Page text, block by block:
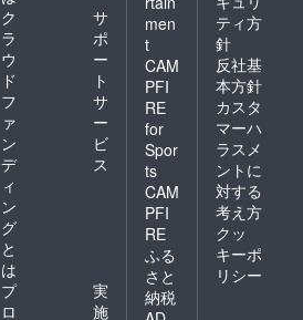
ク
ラ
ウ
ド
フ
ァ
ン
デ
ィ
ン
グ
と
は
サ
ポ
ー
ト
サ
ー
ビ
ス
プ
ロ
実
施
men
t
CAM
PFI
RE
for
Spor
ts
CAM
PFI
RE
ふる
さと
納税
ティ方
針
反社基
本方針
カスタ
マーハ
ラスメ
ントに
対する
考え方
クッ
キーポ
リシー